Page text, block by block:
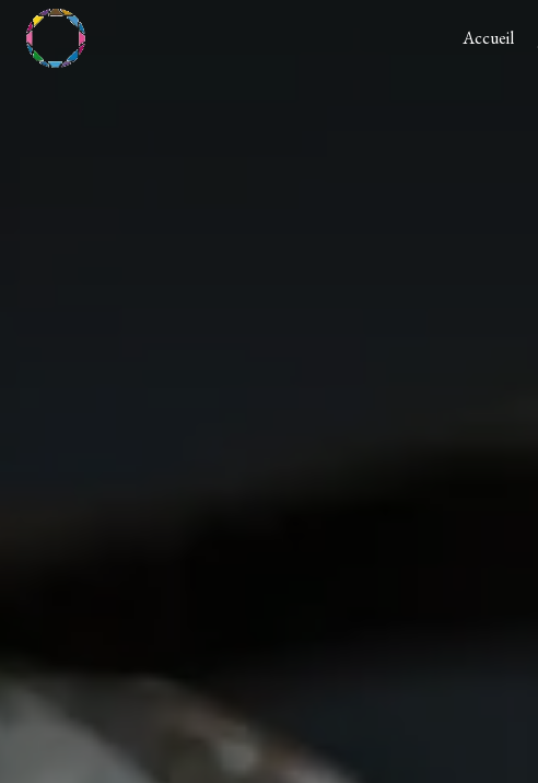
Accueil
Panneau de gestion des cookies